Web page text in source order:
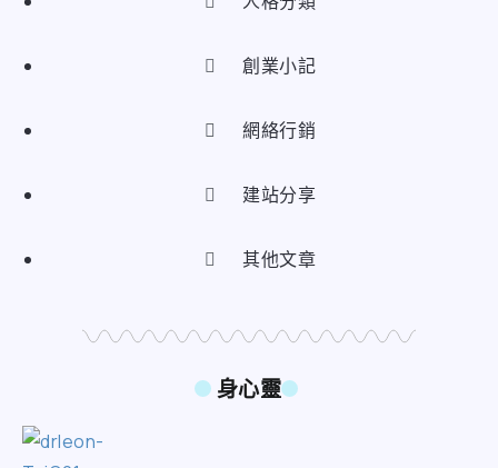
創業小記
網絡行銷
建站分享
其他文章
身心靈